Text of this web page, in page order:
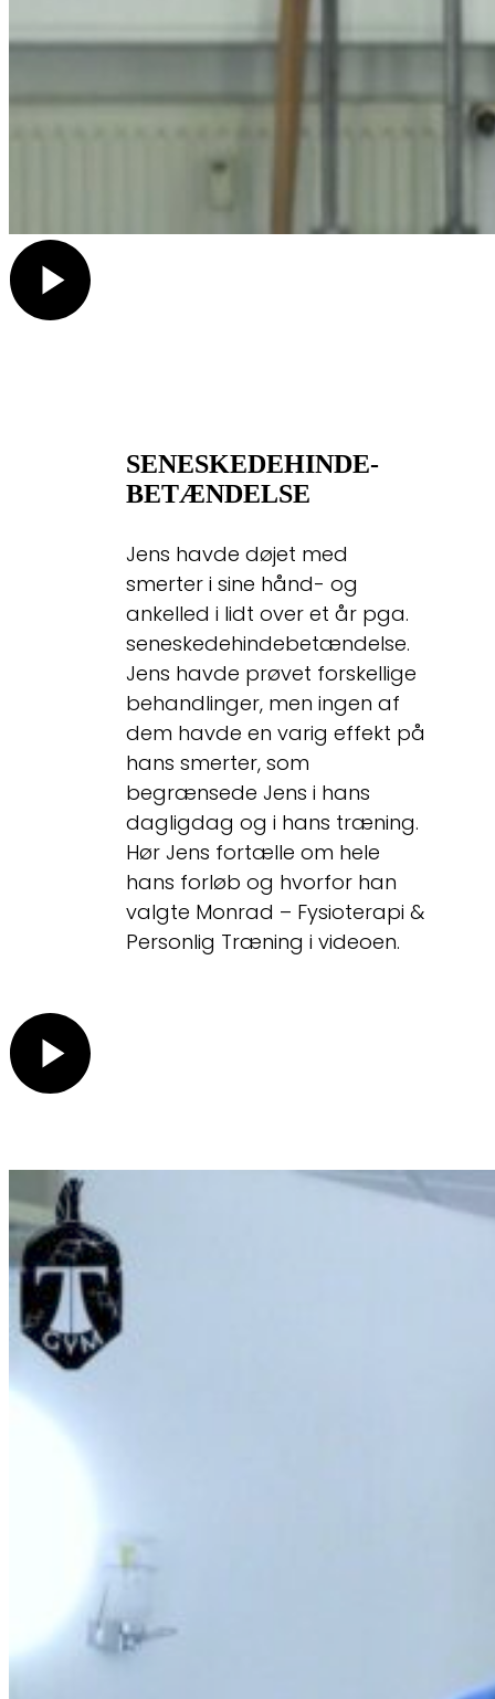
SENESKEDEHINDE-
BETÆNDELSE
Jens havde døjet med
smerter i sine hånd- og
ankelled i lidt over et år pga.
seneskedehindebetændelse.
Jens havde prøvet forskellige
behandlinger, men ingen af
dem havde en varig effekt på
hans smerter, som
begrænsede Jens i hans
dagligdag og i hans træning.
Hør Jens fortælle om hele
hans forløb og hvorfor han
valgte Monrad – Fysioterapi &
Personlig Træning i videoen.